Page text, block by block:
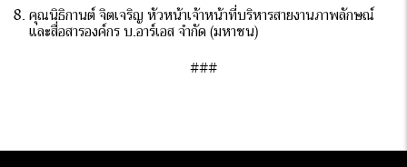
คุณนิธิกานต์ จิตเจริญ หัวหน้าเจ้าหน้าที่บริหารสายงานภาพลักษณ์
และสื่อสารองค์กร บ.อาร์เอส จำกัด (มหาชน)
###